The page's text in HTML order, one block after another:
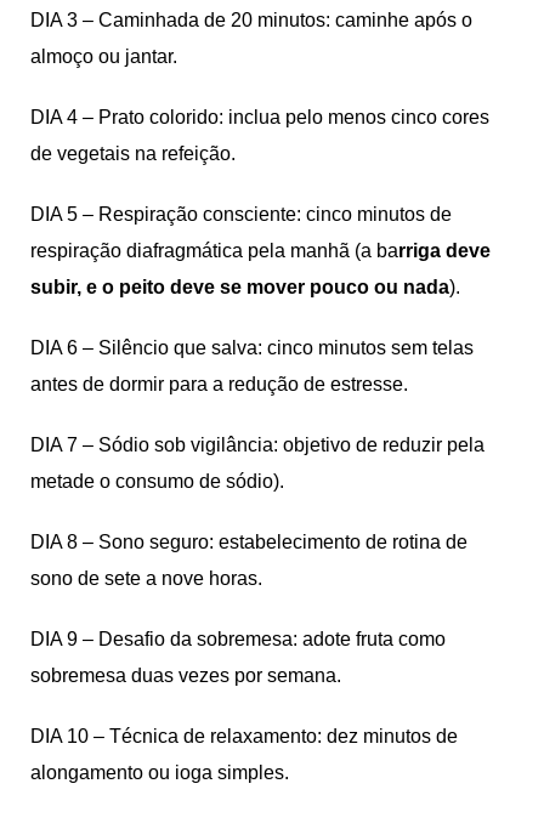
DIA 3 – Caminhada de 20 minutos: caminhe após o
almoço ou jantar.
DIA 4 – Prato colorido: inclua pelo menos cinco cores
de vegetais na refeição.
DIA 5 – Respiração consciente: cinco minutos de
respiração diafragmática pela manhã (a barriga deve
subir, e o peito deve se mover pouco ou nada).
DIA 6 – Silêncio que salva: cinco minutos sem telas
antes de dormir para a redução de estresse.
DIA 7 – Sódio sob vigilância: objetivo de reduzir pela
metade o consumo de sódio).
DIA 8 – Sono seguro: estabelecimento de rotina de
sono de sete a nove horas.
DIA 9 – Desafio da sobremesa: adote fruta como
sobremesa duas vezes por semana.
DIA 10 – Técnica de relaxamento: dez minutos de
alongamento ou ioga simples.